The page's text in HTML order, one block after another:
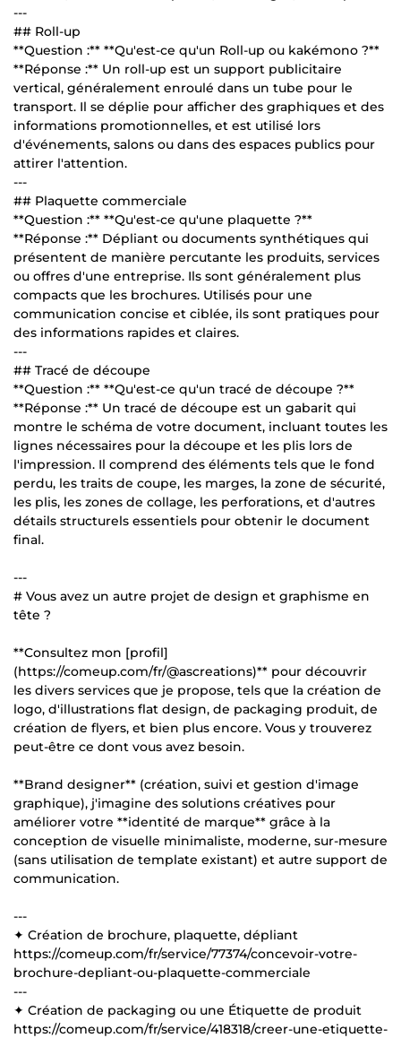
---
## Roll-up
**Question :** **Qu'est-ce qu'un Roll-up ou kakémono ?**
**Réponse :** Un roll-up est un support publicitaire
vertical, généralement enroulé dans un tube pour le
transport. Il se déplie pour afficher des graphiques et des
informations promotionnelles, et est utilisé lors
d'événements, salons ou dans des espaces publics pour
attirer l'attention.
---
## Plaquette commerciale
**Question :** **Qu'est-ce qu'une plaquette ?**
**Réponse :** Dépliant ou documents synthétiques qui
présentent de manière percutante les produits, services
ou offres d'une entreprise. Ils sont généralement plus
compacts que les brochures. Utilisés pour une
communication concise et ciblée, ils sont pratiques pour
des informations rapides et claires.
---
## Tracé de découpe
**Question :** **Qu'est-ce qu'un tracé de découpe ?**
**Réponse :** Un tracé de découpe est un gabarit qui
montre le schéma de votre document, incluant toutes les
lignes nécessaires pour la découpe et les plis lors de
l'impression. Il comprend des éléments tels que le fond
perdu, les traits de coupe, les marges, la zone de sécurité,
les plis, les zones de collage, les perforations, et d'autres
détails structurels essentiels pour obtenir le document
final.
---
# Vous avez un autre projet de design et graphisme en
tête ?
**Consultez mon [profil]
(https://comeup.com/fr/@ascreations)** pour découvrir
les divers services que je propose, tels que la création de
logo, d'illustrations flat design, de packaging produit, de
création de flyers, et bien plus encore. Vous y trouverez
peut-être ce dont vous avez besoin.
**Brand designer** (création, suivi et gestion d'image
graphique), j'imagine des solutions créatives pour
améliorer votre **identité de marque** grâce à la
conception de visuelle minimaliste, moderne, sur-mesure
(sans utilisation de template existant) et autre support de
communication.
---
✦ Création de brochure, plaquette, dépliant
https://comeup.com/fr/service/77374/concevoir-votre-
brochure-depliant-ou-plaquette-commerciale
---
✦ Création de packaging ou une Étiquette de produit
https://comeup.com/fr/service/418318/creer-une-etiquette-